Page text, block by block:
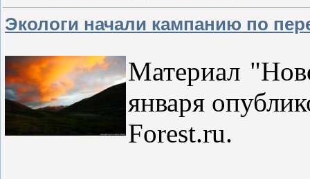
Экологи начали кампанию по
Материал
января
Forest.ru.